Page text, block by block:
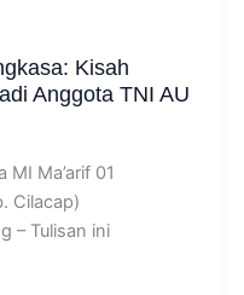
Kisah
Anggota TNI AU
MI Ma’arif 01
Cilacap)
– Tulisan ini